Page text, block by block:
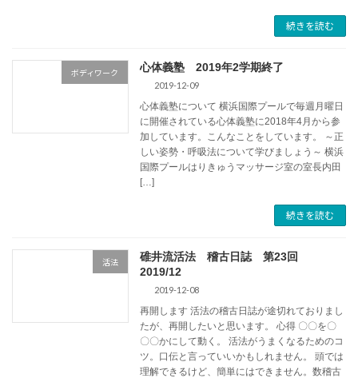
続きを読む
ボディワーク 心体義塾 2019年2学期終了
2019-12-09
心体義塾について 横浜国際プールで毎週月曜日
に開催されている心体義塾に2018年4月から参
加しています。こんなことをしています。 ～正
しい姿勢・呼吸法について学びましょう～ 横浜
国際プールはりきゅうマッサージ室の室長内田
[…]
続きを読む
活法
碓井流活法 稽古日誌 第23回
2019/12
2019-12-08
再開します 活法の稽古日誌が途切れておりまし
たが、再開したいと思います。 心得 〇〇を〇
〇〇かにして動く。 活法がうまくなるためのコ
ツ。口伝と言っていいかもしれません。 頭では
理解できるけど、簡単にはできません。数稽古